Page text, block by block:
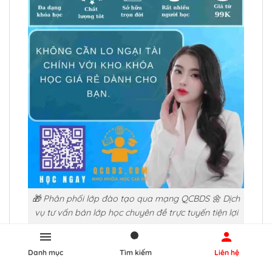
🎁 Phân phối lớp đào tạo qua mạng QCBDS 🌼 Dịch
vụ tư vấn bán lớp học chuyên đề trực tuyến tiện lợi
Danh mục Tìm kiếm Liên hệ